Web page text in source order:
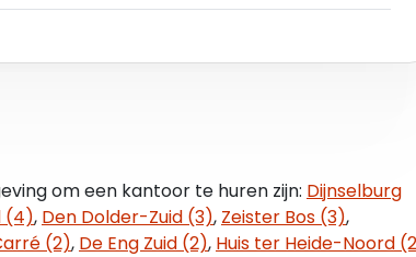
met de geldende BTW.
Indien een huurder niet voldoet aan de
volledig wordt gecompenseerd.
om een kantoor te huren zijn: Dijnselburg
(4), Den Dolder-Zuid (3), Zeister Bos (3),
(2), De Eng Zuid (2), Huis ter Heide-Noord